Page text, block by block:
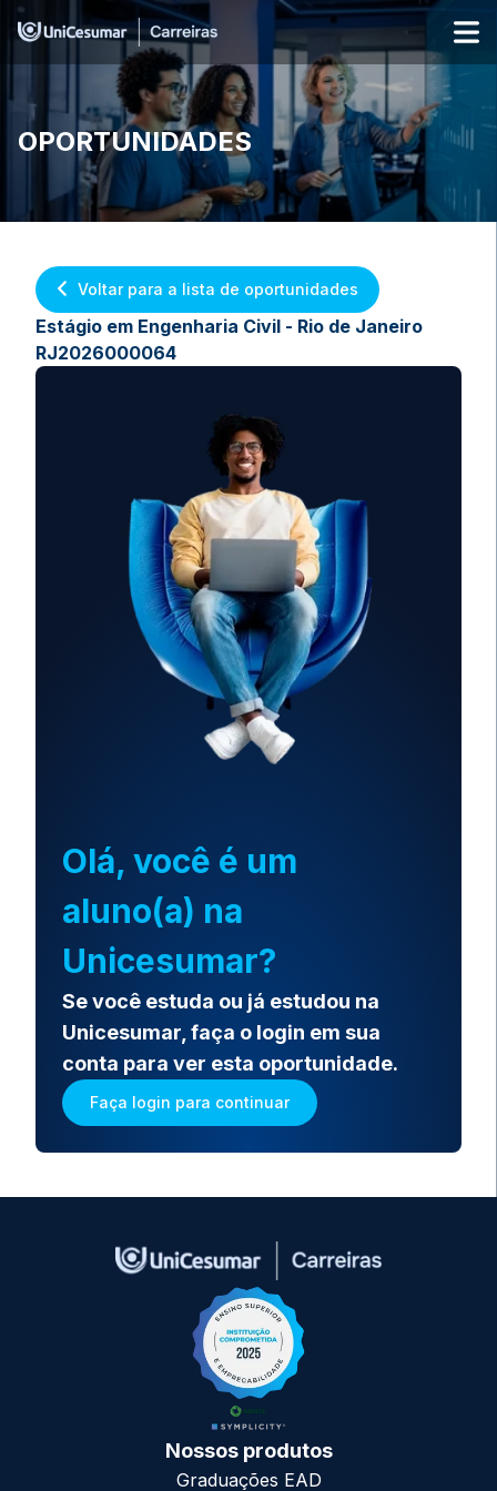
OPORTUNIDADES
Voltar para a lista de oportunidades
Estágio em Engenharia Civil - Rio de Janeiro
RJ2026000064
Olá, você é um
aluno(a) na
Unicesumar?
Se você estuda ou já estudou na
Unicesumar, faça o login em sua
conta para ver esta oportunidade.
Faça login para continuar
Nossos produtos
Graduações EAD